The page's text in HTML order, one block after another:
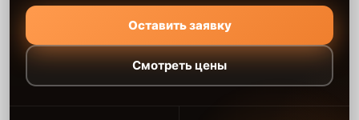
Оставить заявку
Смотреть цены